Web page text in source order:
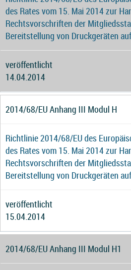
des Rates vom 15. Mai 2014 zur
Rechtsvorschriften der
Bereitstellung von Druckgeräten
veröffentlicht
14.04.2014
2014/68/EU Anhang III Modul H
Richtlinie 2014/68/EU des
des Rates vom 15. Mai 2014 zur
Rechtsvorschriften der
Bereitstellung von Druckgeräten
veröffentlicht
15.04.2014
2014/68/EU Anhang III Modul H1